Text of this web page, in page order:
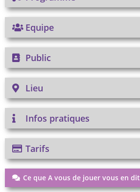
Equipe
Public
Lieu
Infos pratiques
Tarifs
Ce que A vous de jouer vous en dit